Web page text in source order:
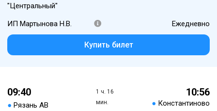
"Центральный"
ИП Мартынова Н.В. Ежедневно
Купить билет
09:40
● Рязань АВ
1 ч. 16
мин.
10:56
● Константиново